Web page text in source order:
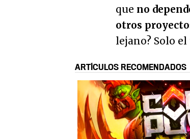
que no
otros
lejano? Solo
ARTÍCULOS RECOMENDADOS